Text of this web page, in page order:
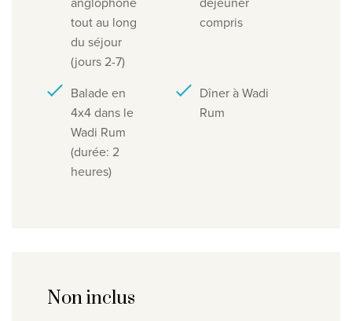
tout au long
du séjour
(jours 2-7)
compris
Balade en
4x4 dans le
Wadi Rum
(durée: 2
heures)
Dîner à Wadi
Rum
Non inclus